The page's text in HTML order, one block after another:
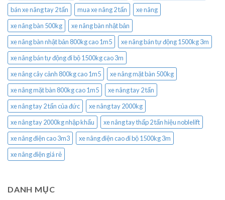
bán xe nâng tay 2 tấn
mua xe nâng 2 tấn
xe nâng
xe nâng bàn 500kg
xe nâng bàn nhật bản
xe nâng bàn nhật bản 800kg cao 1m5
xe nâng bán tự động 1500kg 3m
xe nâng bán tự động đi bộ 1500kg cao 3m
xe nâng cây cảnh 800kg cao 1m5
xe nâng mặt bàn 500kg
xe nâng mặt bàn 800kg cao 1m5
xe nâng tay 2 tấn
xe nâng tay 2 tấn của đức
xe nâng tay 2000kg
xe nâng tay 2000kg nhập khẩu
xe nâng tay thấp 2 tấn hiệu noblelift
xe nâng điện cao 3m3
xe nâng điện cao đi bộ 1500kg 3m
xe nâng điện giá rẻ
DANH MỤC